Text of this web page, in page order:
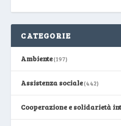
CATEGORIE
Ambiente(197)
Assistenza sociale(442)
Cooperazione e solidarietà